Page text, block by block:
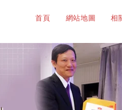
首頁 網站地圖 相